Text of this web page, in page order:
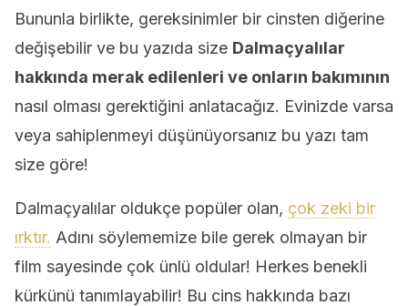
Bununla birlikte, gereksinimler bir cinsten diğerine
değişebilir ve bu yazıda size Dalmaçyalılar
hakkında merak edilenleri ve onların bakımının
nasıl olması gerektiğini anlatacağız. Evinizde varsa
veya sahiplenmeyi düşünüyorsanız bu yazı tam
size göre!
Dalmaçyalılar oldukçe popüler olan, çok zeki bir
ırktır. Adını söylememize bile gerek olmayan bir
film sayesinde çok ünlü oldular! Herkes benekli
kürkünü tanımlayabilir! Bu cins hakkında bazı